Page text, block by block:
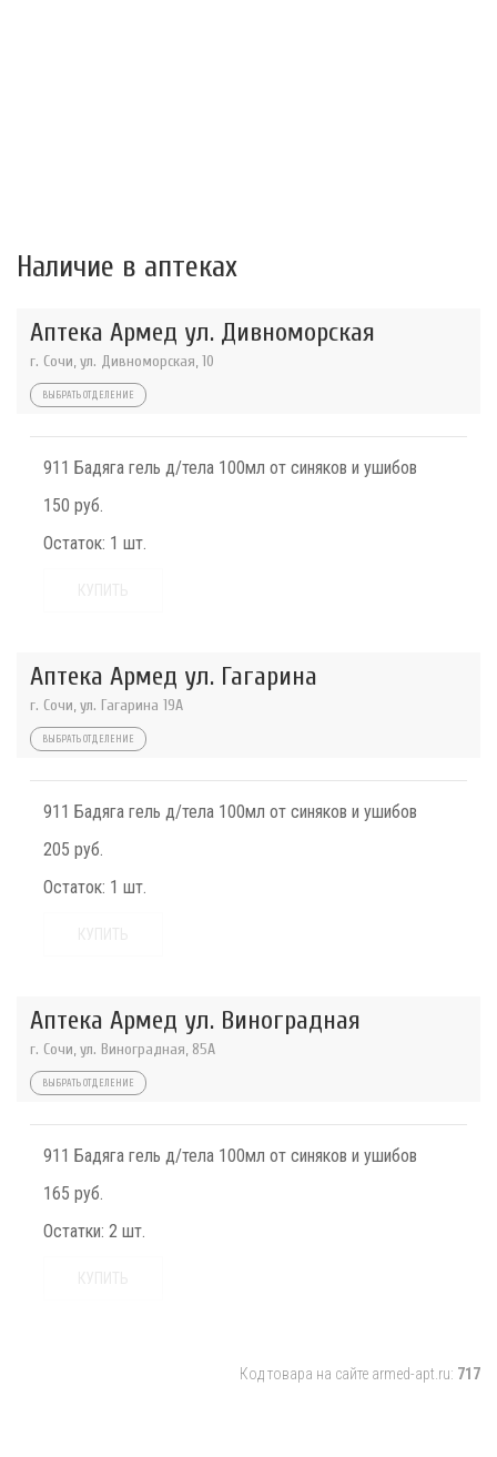
Наличие в аптеках
Аптека Армед ул. Дивноморская
г. Сочи, ул. Дивноморская, 10
ВЫБРАТЬ ОТДЕЛЕНИЕ
911 Бадяга гель д/тела 100мл от синяков и ушибов
150 руб.
Остаток: 1 шт.
Аптека Армед ул. Гагарина
г. Сочи, ул. Гагарина 19А
ВЫБРАТЬ ОТДЕЛЕНИЕ
911 Бадяга гель д/тела 100мл от синяков и ушибов
205 руб.
Остаток: 1 шт.
Аптека Армед ул. Виноградная
г. Сочи, ул. Виноградная, 85А
ВЫБРАТЬ ОТДЕЛЕНИЕ
911 Бадяга гель д/тела 100мл от синяков и ушибов
165 руб.
Остатки: 2 шт.
Код товара на сайте armed-apt.ru: 717